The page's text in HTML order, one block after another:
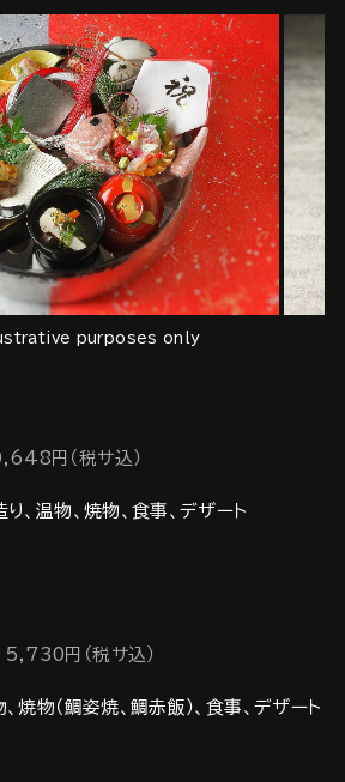
purposes only
円（税サ込）
、温物、焼物、食事、デザート
円（税サ込）
焼物（鯛姿焼、鯛赤飯）、食事、デザート